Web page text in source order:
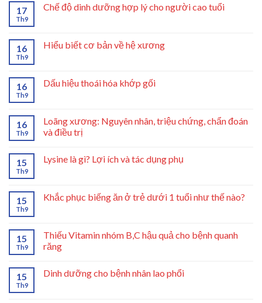
17
Th9
Chế độ dinh dưỡng hợp lý cho người cao tuổi
16
Th9
Hiểu biết cơ bản về hệ xương
16
Th9
Dấu hiệu thoái hóa khớp gối
16
Th9
Loãng xương: Nguyên nhân, triệu chứng, chẩn đoán
và điều trị
15
Th9
Lysine là gì? Lợi ích và tác dụng phụ
15
Th9
Khắc phục biếng ăn ở trẻ dưới 1 tuổi như thế nào?
15
Th9
Thiếu Vitamin nhóm B,C hậu quả cho bệnh quanh
răng
15
Th9
Dinh dưỡng cho bệnh nhân lao phổi